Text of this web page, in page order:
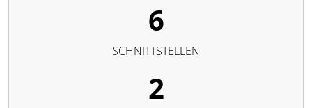
6
SCHNITTSTELLEN
2